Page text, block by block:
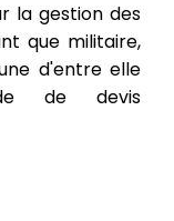
la gestion des
que militaire,
d'entre elle
de devis